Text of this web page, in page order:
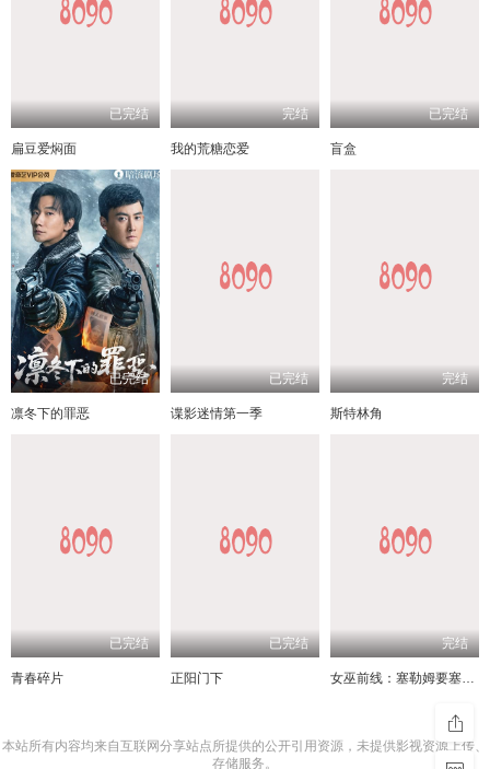
已完结
扁豆爱焖面
完结
我的荒糖恋爱
已完结
盲盒
已完结
凛冬下的罪恶
已完结
谍影迷情第一季
完结
斯特林角
已完结
青春碎片
已完结
正阳门下
完结
女巫前线：塞勒姆要塞第三季
本站所有内容均来自互联网分享站点所提供的公开引用资源，未提供影视资源上传、
存储服务。